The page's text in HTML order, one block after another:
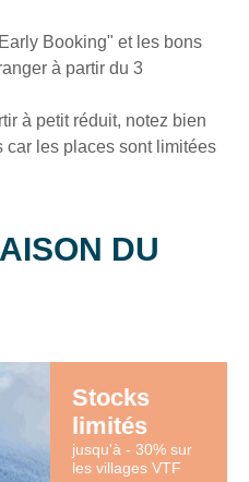
Booking" et les bons
à partir du 3
à petit réduit, notez bien
car les places sont limitées
DU
Stocks
limités
jusqu'à - 30% sur
les villages VTF